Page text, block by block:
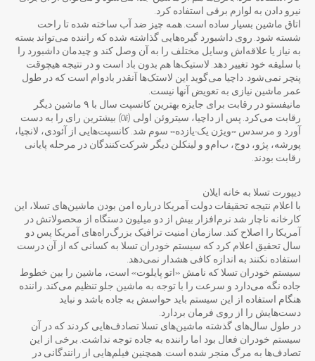
نیرو دادن به لوازم برقی استفاده کرد.
اتاق ماشین بسیار ساده است. همه چیز ضد آب ساخته شده تا راحت
شسته شود. روی داشبورد گیره‌هایی گذاشته شده که راننده می‌تواند بسته
به نیاز یا علاقه‌اش وسایل مختلف را به آن وصل کند و چیدمان داشبورد را
با سلیقه خود تغییر دهد. لاستیک‌ها هم بدون باد است و در نتیجه هیچوقت
پنچر نمی‌شود. داچیا می‌گوید این لاستک‌ها آنقدر بادوام است که در طول
عمر ماشین نیازی به تعویض آنها نیست.
مانیفستو در رقابت برای جایزه بهترین کانسپت سال با ۹ ماشین دیگر
رقابت می‌کرد. پس از داچیا، سیتروئن اولی (Oli) بیشترین رای را به دست
آورد و مرسدس «ویژن یک-یازده» سوم شد. کانسپت‌هایی از آئودی، لانچیا،
پورشه، پژو، دوج، ب‌ام‌و و لینکلن دیگر شرکت‌کنندگان در مرحله پایانی
رقابت بودند.
دیپورت تسلا به خانه ایلان
با اعلام نتیجه تحقیقات دولت آمریکا درباره امن بودن ماشین‌های تسلا،‌ این
کارخانه ناچار شد نرم‌افزار بیش از دو میلیون دستگاه از محصولاتش در
آمریکا را اصلاح کند. سازمان امنیت ترافیک بزرگ‌راه‌های آمریکا پس دو
سال تحقیق اعلام کرد که سیستم خودران تسلا به کسانی که از آن درست
استفاده نکنند به اندازه کافی هشدار نمی‌دهد.
سیستم خودران تسلا که نامش «اتو پایلوت» است، ماشین را بین خطوط
جاده نگه می‌دارد و سرعت را با توجه به ماشین جلو تنظیم می‌کند. راننده
هنگام استفاده از این سیستم باید حواسش به جاده باشد و نباید
دست‌هایش را از روی فرمان بردارد.
در طول سال‌های گذشته ماشین‌های تسلا تصادف‌هایی کردند که در آن
سیستم خودران فعال بود اما راننده به جاده توجه نداشت. برخی از این
تصادف‌ها به مرگ منجر شده است. همچنین فیلم‌هایی از رانندگانی در